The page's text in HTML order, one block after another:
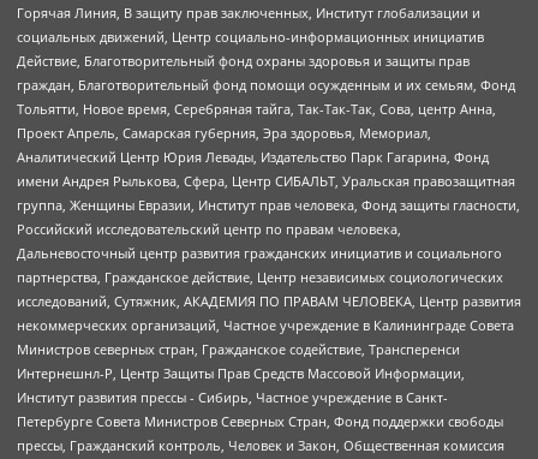
Горячая Линия, В защиту прав заключенных, Институт глобализации и
социальных движений, Центр социально-информационных инициатив
Действие, Благотворительный фонд охраны здоровья и защиты прав
граждан, Благотворительный фонд помощи осужденным и их семьям, Фонд
Тольятти, Новое время, Серебряная тайга, Так-Так-Так, Сова, центр Анна,
Проект Апрель, Самарская губерния, Эра здоровья, Мемориал,
Аналитический Центр Юрия Левады, Издательство Парк Гагарина, Фонд
имени Андрея Рылькова, Сфера, Центр СИБАЛЬТ, Уральская правозащитная
группа, Женщины Евразии, Институт прав человека, Фонд защиты гласности,
Российский исследовательский центр по правам человека,
Дальневосточный центр развития гражданских инициатив и социального
партнерства, Гражданское действие, Центр независимых социологических
исследований, Сутяжник, АКАДЕМИЯ ПО ПРАВАМ ЧЕЛОВЕКА, Центр развития
некоммерческих организаций, Частное учреждение в Калининграде Совета
Министров северных стран, Гражданское содействие, Трансперенси
Интернешнл-Р, Центр Защиты Прав Средств Массовой Информации,
Институт развития прессы - Сибирь, Частное учреждение в Санкт-
Петербурге Совета Министров Северных Стран, Фонд поддержки свободы
прессы, Гражданский контроль, Человек и Закон, Общественная комиссия